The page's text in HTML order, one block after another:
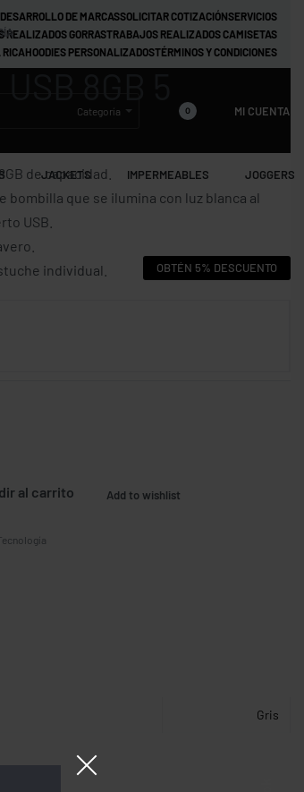
DESARROLLO DE MARCASSOLICITAR COTIZACIÓNSERVICIOS
REALIZADOS GORRASTRABAJOS REALIZADOS CAMISETAS
HOODIES PERSONALIZADOSTÉRMINOS Y CONDICIONES
Categoría 0 MI CUENTA
JACKETS IMPERMEABLES JOGGERS
OBTÉN 5% DESCUENTO
de capacidad.
bombilla que se ilumina con luz blanca al
USB.
individual.
al carrito Add to wishlist
Gris